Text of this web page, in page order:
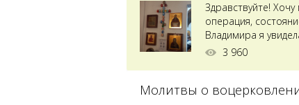
Здравствуйте!
операция,
Владимира я
Преподобного...
3 960
Молитвы о